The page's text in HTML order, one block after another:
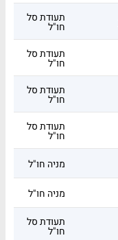
תעודת סל
חו"ל
תעודת סל
חו"ל
תעודת סל
חו"ל
תעודת סל
חו"ל
מניה חו"ל
מניה חו"ל
תעודת סל
חו"ל